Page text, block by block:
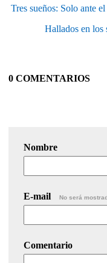
Tres sueños: Solo ante
Hallados en los
0 COMENTARIOS
Nombre
E-mail No será
Comentario